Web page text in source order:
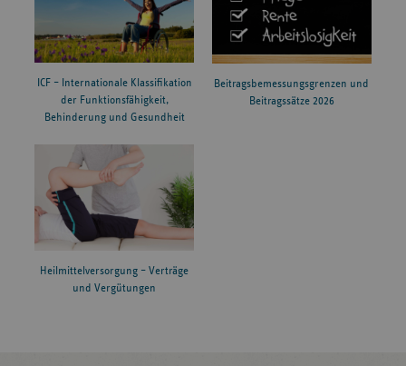
ICF – Internationale Klassifikation
der Funktionsfähigkeit,
Behinderung und Gesundheit
Beitragsbemessungsgrenzen und
Beitragssätze 2026
Heilmittelversorgung – Verträge
und Vergütungen